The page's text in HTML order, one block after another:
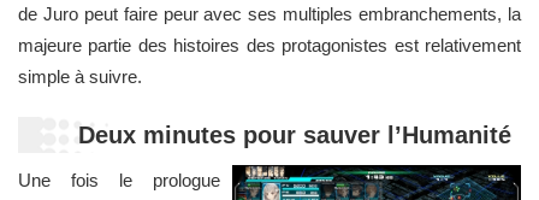
de Juro peut faire peur avec ses multiples embranchements, la
majeure partie des histoires des protagonistes est relativement
simple à suivre.
Deux minutes pour sauver l’Humanité
Une fois le prologue